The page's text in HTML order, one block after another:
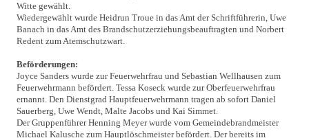
Witte gewählt.
Wiedergewählt wurde Heidrun Troue in das Amt der Schriftführerin, Uwe
Banach in das Amt des Brandschutzerziehungsbeauftragten und Norbert
Redent zum Atemschutzwart.
Beförderungen:
Joyce Sanders wurde zur Feuerwehrfrau und Sebastian Wellhausen zum
Feuerwehrmann befördert. Tessa Koseck wurde zur Oberfeuerwehrfrau
ernannt. Den Dienstgrad Hauptfeuerwehrmann tragen ab sofort Daniel
Sauerberg, Uwe Wendt, Malte Jacobs und Kai Simmet.
Der Gruppenführer Henning Meyer wurde vom Gemeindebrandmeister
Michael Kalusche zum Hauptlöschmeister befördert. Der bereits im